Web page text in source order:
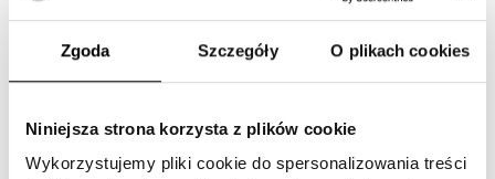
Zgoda Szczegóły O plikach cookies
Niniejsza strona korzysta z plików cookie
Wykorzystujemy pliki cookie do spersonalizowania treści